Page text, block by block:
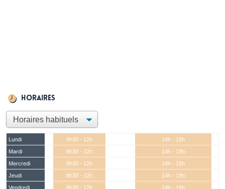
Horaires
Lundi 8h30 - 12h
14h - 19h
Mardi
8h30 - 12h
14h - 19h
Mercredi
8h30 - 12h
14h - 19h
Jeudi
8h30 - 12h
14h - 19h
Vendredi
8h30 - 12h
14h - 19h